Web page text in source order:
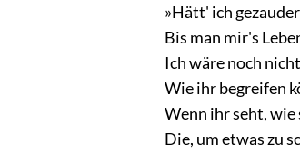
»Hätt' ich
Bis man mir's
Ich wäre noch
Wie ihr begreifen
Wenn ihr seht, wie
Die, um etwas zu